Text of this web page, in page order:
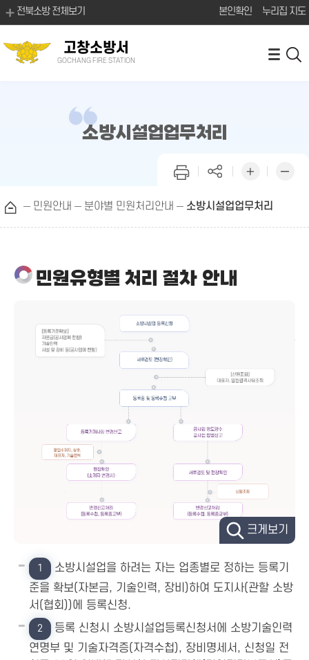
전북소방 전체보기 본인확인 누리집 지도
고창소방서
GOCHANG FIRE STATION
소방시설업업무처리
민원안내 분야별 민원처리안내 소방시설업업무처리
민원유형별 처리 절차 안내
크게보기
1
소방시설업을 하려는 자는 업종별로 정하는 등록기
준을 확보(자본금, 기술인력, 장비)하여 도지사(관할 소방
서(협회))에 등록신청.
2
등록 신청시 소방시설업등록신청서에 소방기술인력
연명부 및 기술자격증(자격수첩), 장비명세서, 신청일 전